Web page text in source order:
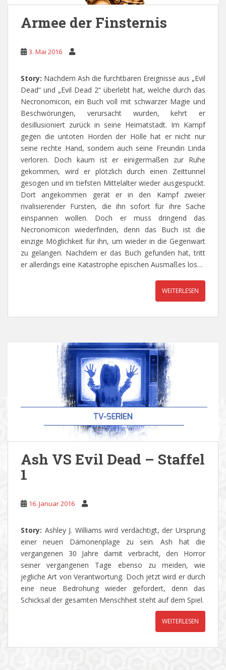
Armee der Finsternis
3. Mai 2016
Story: Nachdem Ash die furchtbaren Ereignisse aus „Evil
Dead“ und „Evil Dead 2“ überlebt hat, welche durch das
Necronomicon, ein Buch voll mit schwarzer Magie und
Beschwörungen, verursacht wurden, kehrt er
desillusioniert zurück in seine Heimatstadt. Im Kampf
gegen die untoten Horden der Hölle hat er nicht nur
seine rechte Hand, sondern auch seine Freundin Linda
verloren. Doch kaum ist er einigermaßen zur Ruhe
gekommen, wird er plötzlich durch einen Zeittunnel
gesogen und im tiefsten Mittelalter wieder ausgespuckt.
Dort angekommen gerät er in den Kampf zweier
rivalisierender Fürsten, die ihn sofort für ihre Sache
einspannen wollen. Doch er muss dringend das
Necronomicon wiederfinden, denn das Buch ist die
einzige Möglichkeit für ihn, um wieder in die Gegenwart
zu gelangen. Nachdem er das Buch gefunden hat, tritt
er allerdings eine Katastrophe epischen Ausmaßes los…
WEITERLESEN
Ash VS Evil Dead – Staffel
1
16. Januar 2016
Story: Ashley J. Williams wird verdächtigt, der Ursprung
einer neuen Dämonenplage zu sein. Ash hat die
vergangenen 30 Jahre damit verbracht, den Horror
seiner vergangenen Tage ebenso zu meiden, wie
jegliche Art von Verantwortung. Doch jetzt wird er durch
eine neue Bedrohung wieder gefordert, denn das
Schicksal der gesamten Menschheit steht auf dem Spiel.
WEITERLESEN